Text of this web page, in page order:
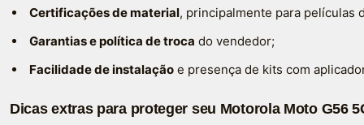
Certificações de material, principalmente para películas
Garantias e política de troca do vendedor;
Facilidade de instalação e presença de kits com
Dicas extras para proteger seu Motorola Moto G56